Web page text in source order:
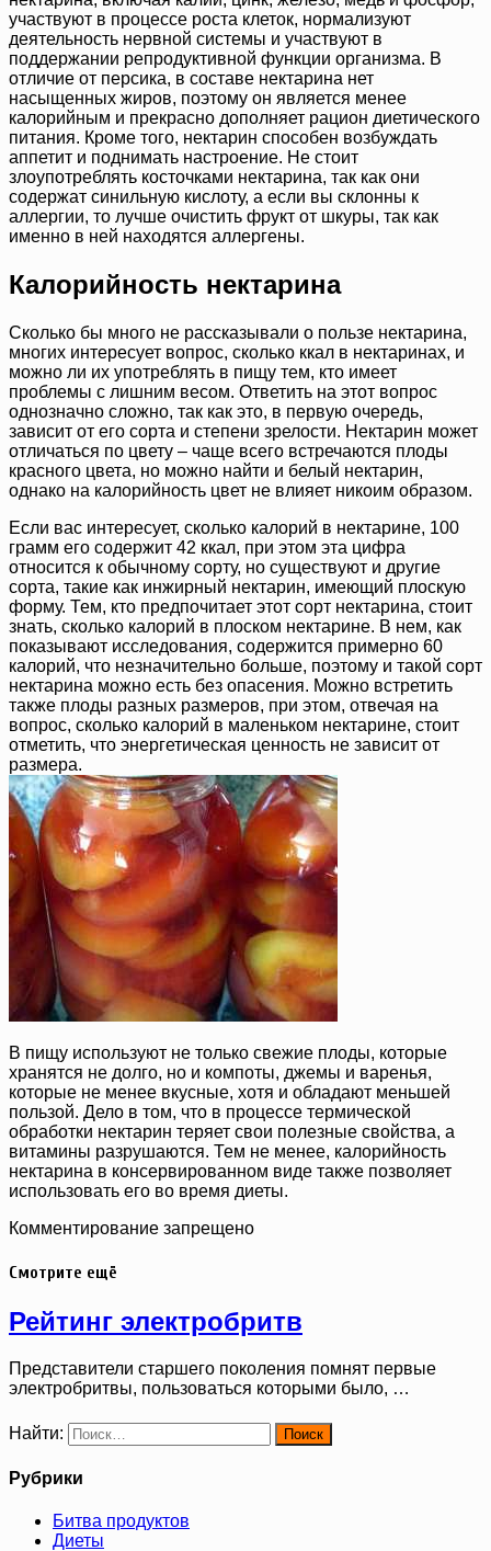
участвуют в процессе роста клеток, нормализуют
деятельность нервной системы и участвуют в
поддержании репродуктивной функции организма. В
отличие от персика, в составе нектарина нет
насыщенных жиров, поэтому он является менее
калорийным и прекрасно дополняет рацион диетического
питания. Кроме того, нектарин способен возбуждать
аппетит и поднимать настроение. Не стоит
злоупотреблять косточками нектарина, так как они
содержат синильную кислоту, а если вы склонны к
аллергии, то лучше очистить фрукт от шкуры, так как
именно в ней находятся аллергены.
Калорийность нектарина
Сколько бы много не рассказывали о пользе нектарина,
многих интересует вопрос, сколько ккал в нектаринах, и
можно ли их употреблять в пищу тем, кто имеет
проблемы с лишним весом. Ответить на этот вопрос
однозначно сложно, так как это, в первую очередь,
зависит от его сорта и степени зрелости. Нектарин может
отличаться по цвету – чаще всего встречаются плоды
красного цвета, но можно найти и белый нектарин,
однако на калорийность цвет не влияет никоим образом.
Если вас интересует, сколько калорий в нектарине, 100
грамм его содержит 42 ккал, при этом эта цифра
относится к обычному сорту, но существуют и другие
сорта, такие как инжирный нектарин, имеющий плоскую
форму. Тем, кто предпочитает этот сорт нектарина, стоит
знать, сколько калорий в плоском нектарине. В нем, как
показывают исследования, содержится примерно 60
калорий, что незначительно больше, поэтому и такой сорт
нектарина можно есть без опасения. Можно встретить
также плоды разных размеров, при этом, отвечая на
вопрос, сколько калорий в маленьком нектарине, стоит
отметить, что энергетическая ценность не зависит от
размера.
В пищу используют не только свежие плоды, которые
хранятся не долго, но и компоты, джемы и варенья,
которые не менее вкусные, хотя и обладают меньшей
пользой. Дело в том, что в процессе термической
обработки нектарин теряет свои полезные свойства, а
витамины разрушаются. Тем не менее, калорийность
нектарина в консервированном виде также позволяет
использовать его во время диеты.
Комментирование запрещено
Смотрите ещё
Рейтинг электробритв
Представители старшего поколения помнят первые
электробритвы, пользоваться которыми было, …
Найти:
Рубрики
Битва продуктов
Диеты